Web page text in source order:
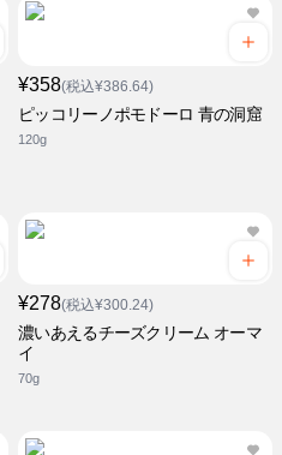
¥358(税込¥386.64)
ピッコリーノポモドーロ 青の洞窟
120g
¥278(税込¥300.24)
濃いあえるチーズクリーム オーマ
イ
70g